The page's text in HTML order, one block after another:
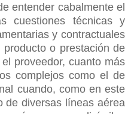
entender cabalmente el
cuestiones técnicas y
y contractuales
o prestación de
proveedor, cuanto más
complejos como el de
cuando, como en este
de diversas líneas aérea